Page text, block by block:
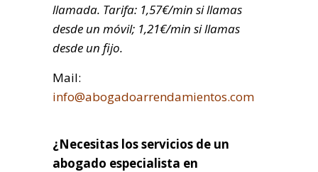
llamada. Tarifa: 1,57€/min si llamas
desde un móvil; 1,21€/min si llamas
desde un fijo.
Mail:
info@abogadoarrendamientos.com
¿Necesitas los servicios de un
abogado especialista en